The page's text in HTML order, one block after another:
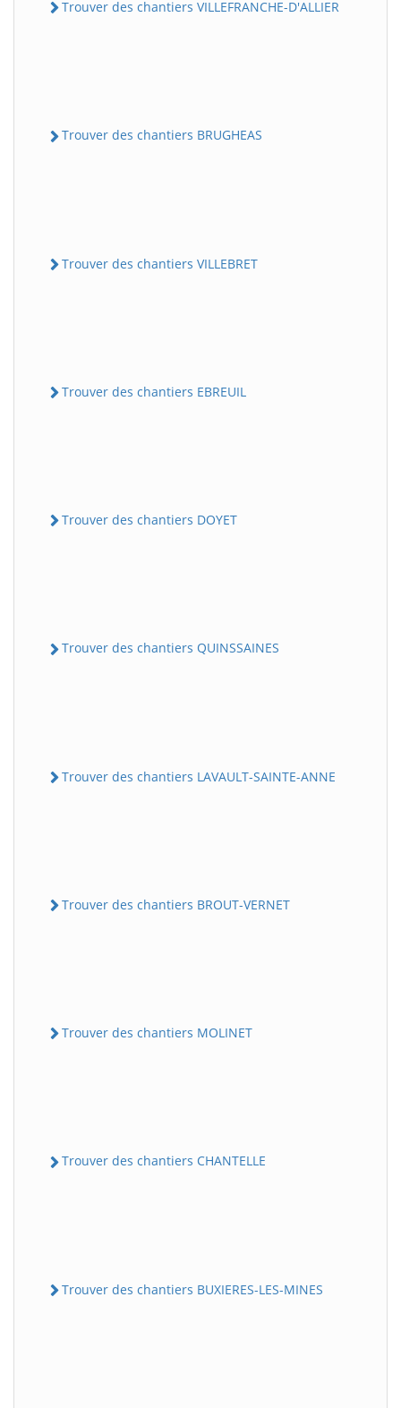
Trouver des chantiers VILLEFRANCHE-D'ALLIER
Trouver des chantiers BRUGHEAS
Trouver des chantiers VILLEBRET
Trouver des chantiers EBREUIL
Trouver des chantiers DOYET
Trouver des chantiers QUINSSAINES
Trouver des chantiers LAVAULT-SAINTE-ANNE
Trouver des chantiers BROUT-VERNET
Trouver des chantiers MOLINET
Trouver des chantiers CHANTELLE
Trouver des chantiers BUXIERES-LES-MINES